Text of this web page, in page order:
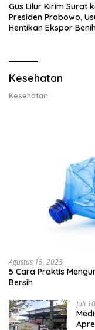
Gus Lilur Kirim Surat
Presiden Prabowo,
Hentikan Ekspor
Kesehatan
Kesehatan
Agustus 15, 2025
5 Cara Praktis
Bersih
Juli